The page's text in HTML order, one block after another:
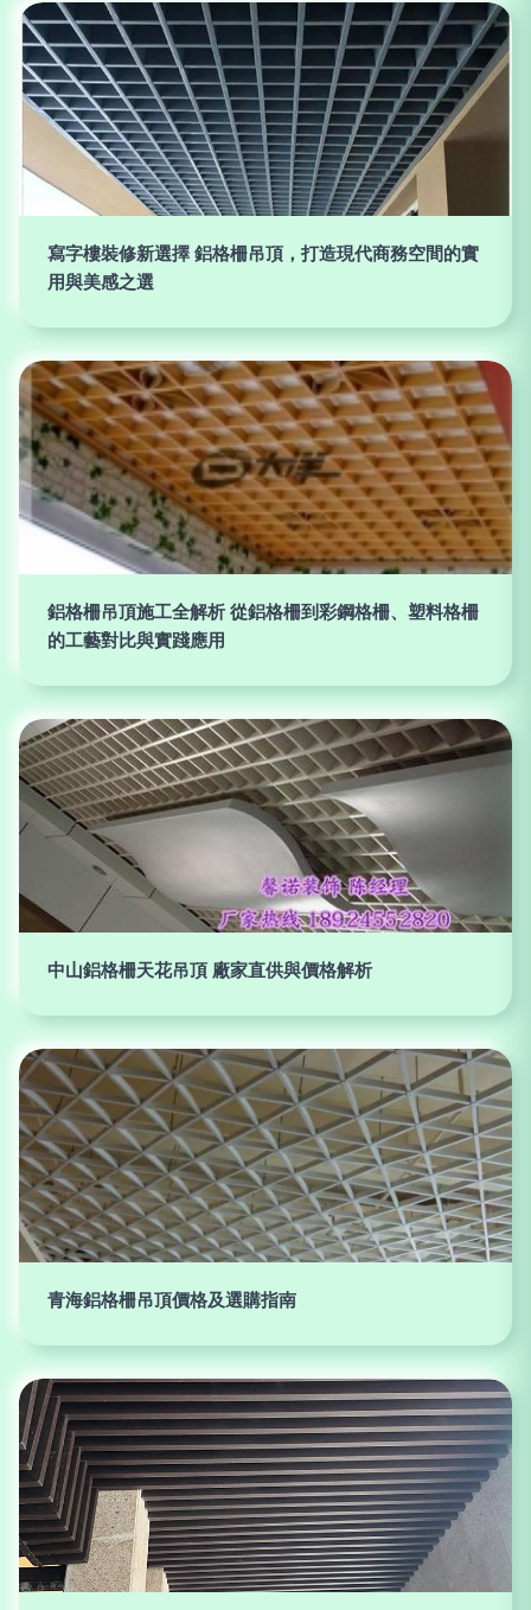
寫字樓裝修新選擇 鋁格柵吊頂，打造現代商務空間的實
用與美感之選
鋁格柵吊頂施工全解析 從鋁格柵到彩鋼格柵、塑料格柵
的工藝對比與實踐應用
中山鋁格柵天花吊頂 廠家直供與價格解析
青海鋁格柵吊頂價格及選購指南